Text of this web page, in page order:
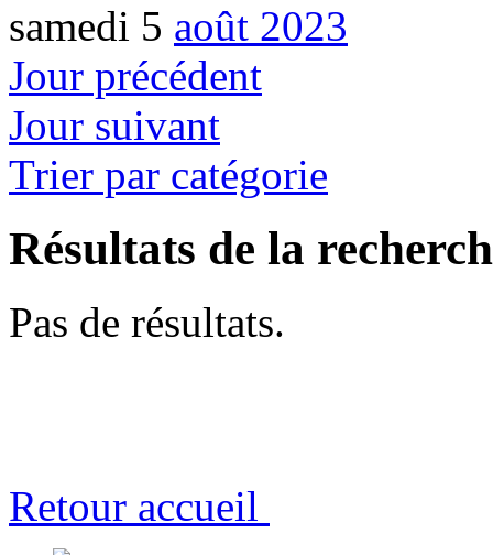
samedi 5 août 2023
Jour précédent
Jour suivant
Trier par catégorie
Résultats de la
Pas de résultats.
Retour accueil